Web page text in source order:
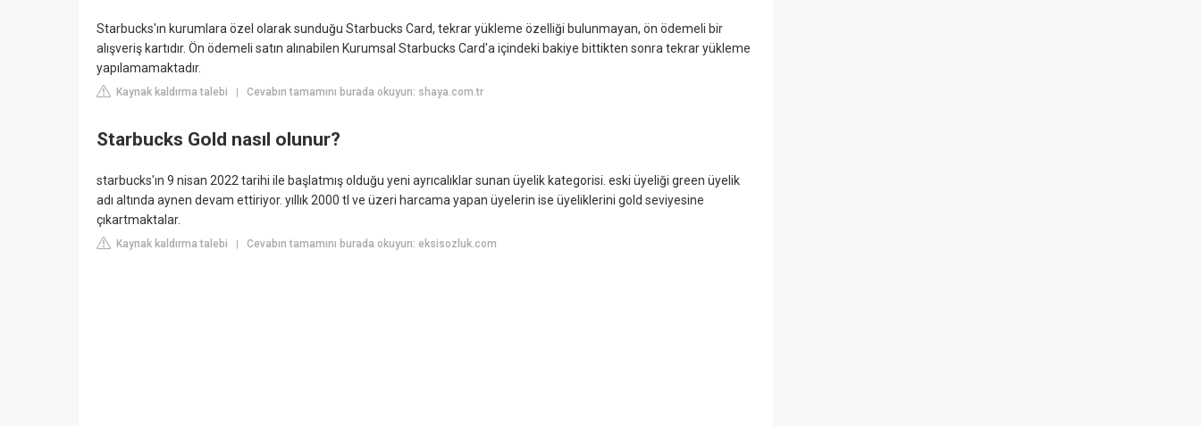
Starbucks'ın kurumlara özel olarak sunduğu Starbucks Card, tekrar yükleme özelliği bulunmayan, ön ödemeli bir
alışveriş kartıdır. Ön ödemeli satın alınabilen Kurumsal Starbucks Card'a içindeki bakiye bittikten sonra tekrar yükleme
yapılamamaktadır.
Kaynak kaldırma talebi | Cevabın tamamını burada okuyun: shaya.com.tr
Starbucks Gold nasıl olunur?
starbucks'ın 9 nisan 2022 tarihi ile başlatmış olduğu yeni ayrıcalıklar sunan üyelik kategorisi. eski üyeliği green üyelik
adı altında aynen devam ettiriyor. yıllık 2000 tl ve üzeri harcama yapan üyelerin ise üyeliklerini gold seviyesine
çıkartmaktalar.
Kaynak kaldırma talebi | Cevabın tamamını burada okuyun: eksisozluk.com